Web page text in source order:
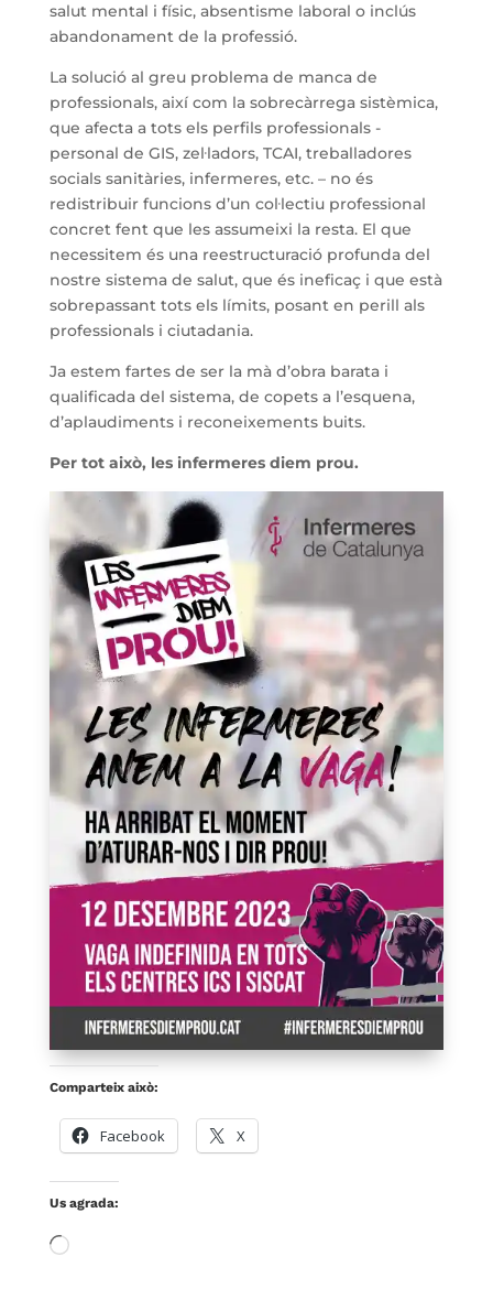
salut mental i físic, absentisme laboral o inclús
abandonament de la professió.
La solució al greu problema de manca de
professionals, així com la sobrecàrrega sistèmica,
que afecta a tots els perfils professionals -
personal de GIS, zel·ladors, TCAI, treballadores
socials sanitàries, infermeres, etc. – no és
redistribuir funcions d’un col·lectiu professional
concret fent que les assumeixi la resta. El que
necessitem és una reestructuració profunda del
nostre sistema de salut, que és ineficaç i que està
sobrepassant tots els límits, posant en perill als
professionals i ciutadania.
Ja estem fartes de ser la mà d’obra barata i
qualificada del sistema, de copets a l’esquena,
d’aplaudiments i reconeixements buits.
Per tot això, les infermeres diem prou.
Comparteix això:
Facebook X
Us agrada:
S'està